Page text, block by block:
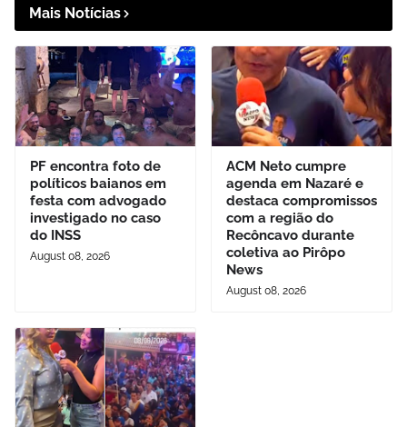
Mais Notícias
PF encontra foto de
políticos baianos em
festa com advogado
investigado no caso
do INSS
August 08, 2026
ACM Neto cumpre
agenda em Nazaré e
destaca compromissos
com a região do
Recôncavo durante
coletiva ao Pirôpo
News
August 08, 2026